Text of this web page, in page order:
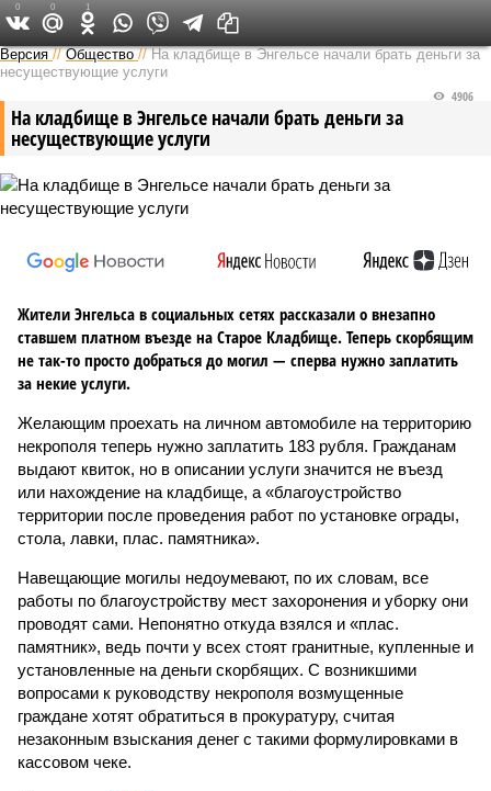
Версия в Саратове
Версия //Общество //На кладбище в Энгельсе начали брать деньги за
несуществующие услуги
На кладбище в Энгельсе начали брать деньги за
несуществующие услуги
4906
Жители Энгельса в социальных сетях рассказали о внезапно
ставшем платном въезде на Старое Кладбище. Теперь скорбящим
не так-то просто добраться до могил — сперва нужно заплатить
за некие услуги.
Желающим проехать на личном автомобиле на территорию
некрополя теперь нужно заплатить 183 рубля. Гражданам
выдают квиток, но в описании услуги значится не въезд
или нахождение на кладбище, а «благоустройство
территории после проведения работ по установке ограды,
стола, лавки, плас. памятника».
Навещающие могилы недоумевают, по их словам, все
работы по благоустройству мест захоронения и уборку они
проводят сами. Непонятно откуда взялся и «плас.
памятник», ведь почти у всех стоят гранитные, купленные и
установленные на деньги скорбящих. С возникшими
вопросами к руководству некрополя возмущенные
граждане хотят обратиться в прокуратуру, считая
незаконным взыскания денег с такими формулировками в
кассовом чеке.
0 0 1